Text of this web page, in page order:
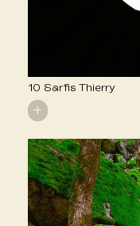
10 Sarfis Thierry
+